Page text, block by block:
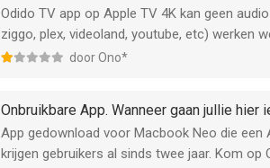
Odido TV app op Apple TV 4K kan geen
ziggo, plex, videoland, youtube, etc) werken
door Ono*
Onbruikbare App. Wanneer gaan jullie hier
App gedownload voor Macbook Neo die
krijgen gebruikers al sinds twee jaar. Kom op